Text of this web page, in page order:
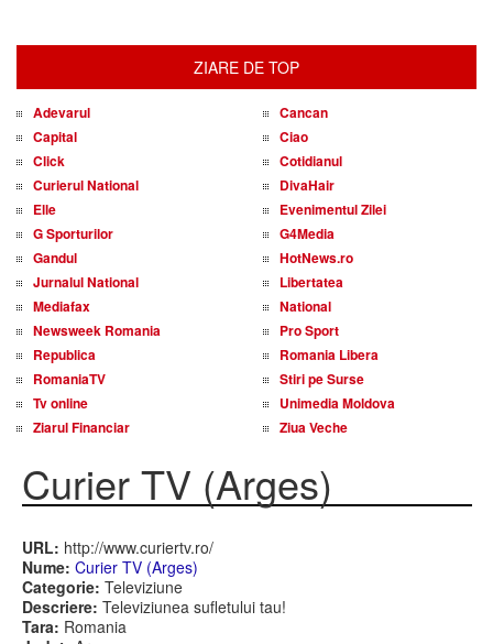
ZIARE DE TOP
Adevarul
Cancan
Capital
Ciao
Click
Cotidianul
Curierul National
DivaHair
Elle
Evenimentul Zilei
G Sporturilor
G4Media
Gandul
HotNews.ro
Jurnalul National
Libertatea
Mediafax
National
Newsweek Romania
Pro Sport
Republica
Romania Libera
RomaniaTV
Stiri pe Surse
Tv online
Unimedia Moldova
Ziarul Financiar
Ziua Veche
Curier TV (Arges)
URL: http://www.curiertv.ro/
Nume: Curier TV (Arges)
Categorie: Televiziune
Descriere: Televiziunea sufletului tau!
Tara: Romania